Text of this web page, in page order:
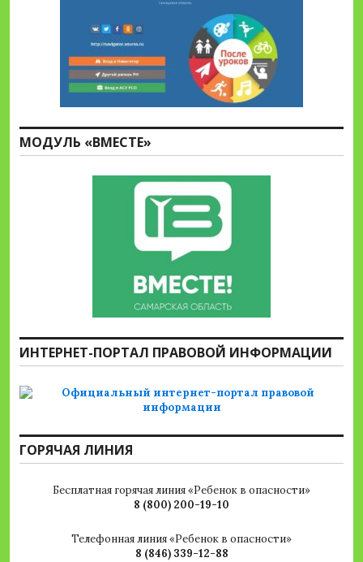
МОДУЛЬ «ВМЕСТЕ»
ИНТЕРНЕТ-ПОРТАЛ ПРАВОВОЙ ИНФОРМАЦИИ
ГОРЯЧАЯ ЛИНИЯ
Бесплатная горячая линия «Ребенок в опасности»
8 (800) 200-19-10
Телефонная линия «Ребенок в опасности»
8 (846) 339-12-88